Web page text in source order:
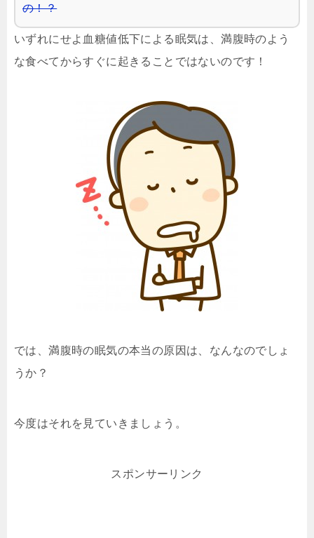
の！？
いずれにせよ血糖値低下による眠気は、満腹時のよう
な食べてからすぐに起きることではないのです！
では、満腹時の眠気の本当の原因は、なんなのでしょ
うか？
今度はそれを見ていきましょう。
スポンサーリンク